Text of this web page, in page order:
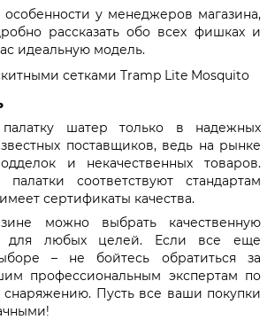
у менеджеров магазина,
рассказать обо всех фишках и
идеальную модель.
шатер только в надежных
поставщиков, ведь на рынке
и некачественных товаров.
соответствуют стандартам
сертификаты качества.
можно выбрать качественную
для любых целей. Если все еще
– не бойтесь обратиться за
профессиональным экспертам по
снаряжению. Пусть все ваши покупки